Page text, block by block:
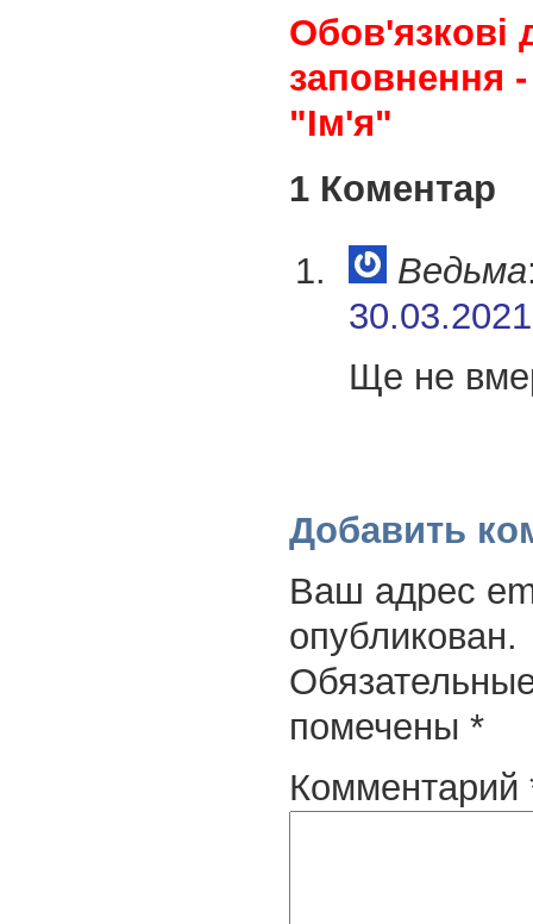
Обов'язкові
заповнення
"Ім'я"
1 Коментар
Ведьма
Ще не
Добавить
Ваш адрес
опубликован.
помечены *
Комментарий